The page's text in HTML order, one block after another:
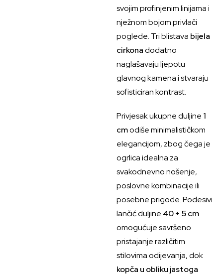
svojim profinjenim linijama i
nježnom bojom privlači
poglede. Tri blistava bijela
cirkonadodatno
naglašavaju ljepotu
glavnog kamena i stvaraju
sofisticiran kontrast.
Privjesak ukupne duljine 1
cmodiše minimalističkom
elegancijom, zbog čega je
ogrlica idealna za
svakodnevno nošenje,
poslovne kombinacije ili
posebne prigode. Podesivi
lančić duljine 40 + 5 cm
omogućuje savršeno
pristajanje različitim
stilovima odijevanja, dok
kopča u obliku jastoga